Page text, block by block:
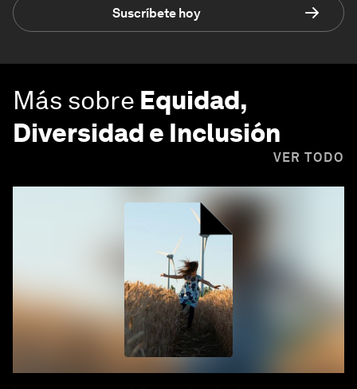
Suscríbete hoy
Más sobre Equidad,
Diversidad e Inclusión
VER TODO